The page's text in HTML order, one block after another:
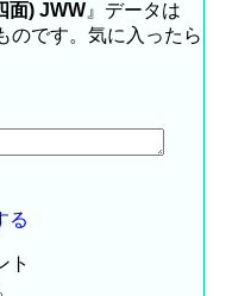
面) JWW 』データは
のです。気に入ったら
る
ト